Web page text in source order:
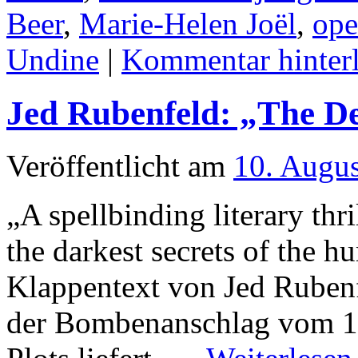
Beer, Marie-Helen Joël,
Undine | Kommentar
Jed Rubenfeld: „The
Veröffentlicht am 10.
„A spellbinding literary
the darkest secrets of the
Klappentext von Jed
der Bombenanschlag vom